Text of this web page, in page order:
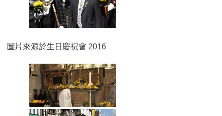
圖片來源於生日慶祝會 2016